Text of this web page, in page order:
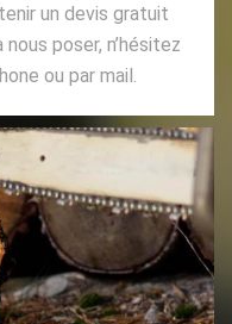
un devis gratuit
poser, n’hésitez
ou par mail.